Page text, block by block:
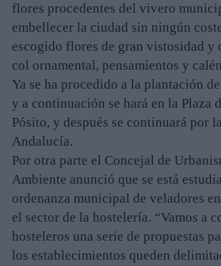
flores procedentes del vivero
embellecer la ciudad sin ningún
escogido flores de gran vistosidad y
col ornamental, pensamientos y
Ya se ha procedido a la plantación
y a continuación se hará en la Plaza
Pósito, y después se continuará por
Andalucía.
Por otra parte el Concejal de
Ambiente anunció que se está
ordenanza municipal de veladores
el sector de la hostelería. “Vamos a
hosteleros una serie de propuestas
los establecimientos queden